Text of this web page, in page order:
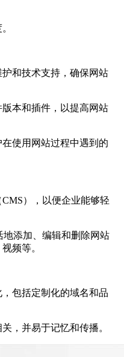
和技术支持，确保网站
本和插件，以提高网站
使用网站过程中遇到的
），以便企业能够轻
地添加、编辑和删除网站
频等。
包括定制化的域名和品
，并易于记忆和传播。